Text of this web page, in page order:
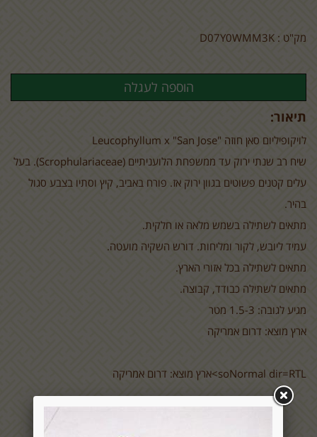
מק"ט : D07Y0WMM3K
תיאור:
לויקופיליום סאן חוזה Leucophyllum x "San Jose"
שיח רב שנתי ירוק עד ממשפחת הלועניתיים ((Scrophulariaceae. בעל
עלים קטנים פשוטים בגוון ירוק אז. פורח באביב, קיץ וסתיו בצבע סגול
בהיר.
מתאים לשתילה בשמש מלאה או חלקית.
עמיד ליובש, לקור ומליחות. דורש השקיה מועטה.
מתאים לשתילה בכל אזורי הארץ.
מתאים לשתילה כבודד, קבוצה.
מגיע לגובה: 1.5-3 מטר
ארץ מוצא: דרום אמריקה
soNormal dir=RTL>ארץ מוצא: דרום אמריקה